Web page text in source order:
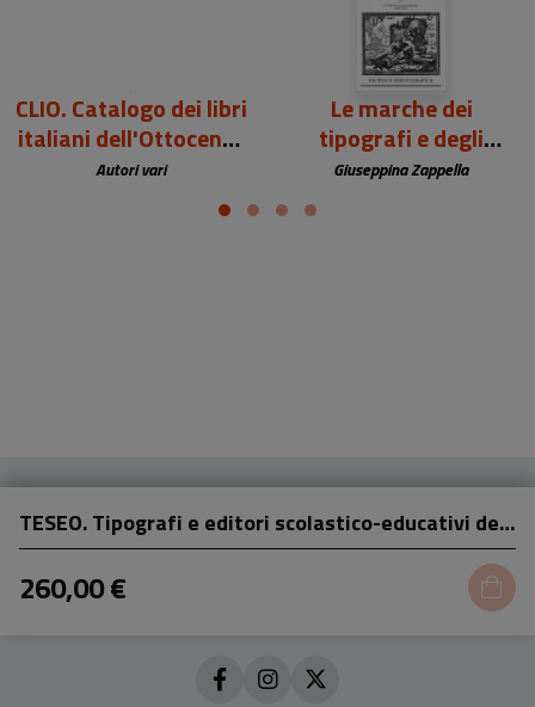
CLIO. Catalogo dei libri
italiani dell'Ottocento
(1801-1900).
Autori vari
Le marche dei
tipografi e degli
editori europei (sec.
Giuseppina Zappella
TESEO. Tipografi e editori scolastico-educativi dell'Ottocento
260,00 €